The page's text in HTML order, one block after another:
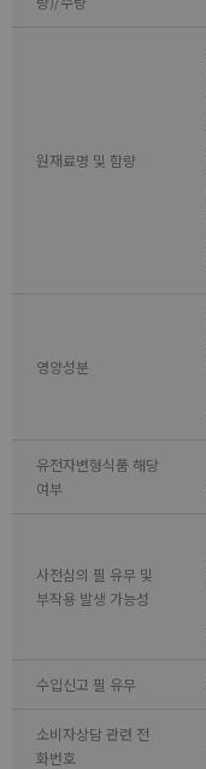
원재료명 및 함량
영양성분
유전자변형식품 해당
여부
사전심의 필 유무 및
부작용 발생 가능성
수입신고 필 유무
소비자상담 관련 전
화번호